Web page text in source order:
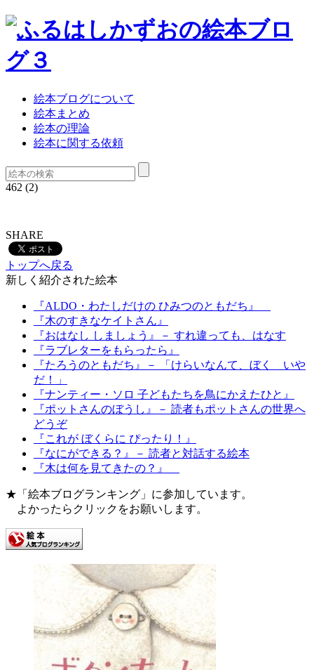
絵本ブログについて
絵本まとめ
絵本の理論
絵本に関する依頼
462 (2)
SHARE
トップへ戻る
新しく紹介された絵本
『ALDO・わたしだけの ひみつのともだち』
『木のすきなケイトさん』
『おはなし しましょう』－ すれ違っても、はなす
『ラブレターをもらったら』
『たろうのともだち』－ 「けらいなんて、ぼく いや
だ！」
『ナンティー・ソロ 子どもたちを鳥にかえたひと』
『ポットさんのぼうし』－ 読者もポットさんの世界へ
どうぞ
『これが ぼくらに ぴったり！』
『なにができる？』－ 読者と対話する絵本
『木は何を見てきたの？』
★「絵本ブログランキング」に参加しています。
よかったらクリックをお願いします。